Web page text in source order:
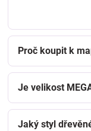
Proč koupit k
Je velikost
Jaký styl